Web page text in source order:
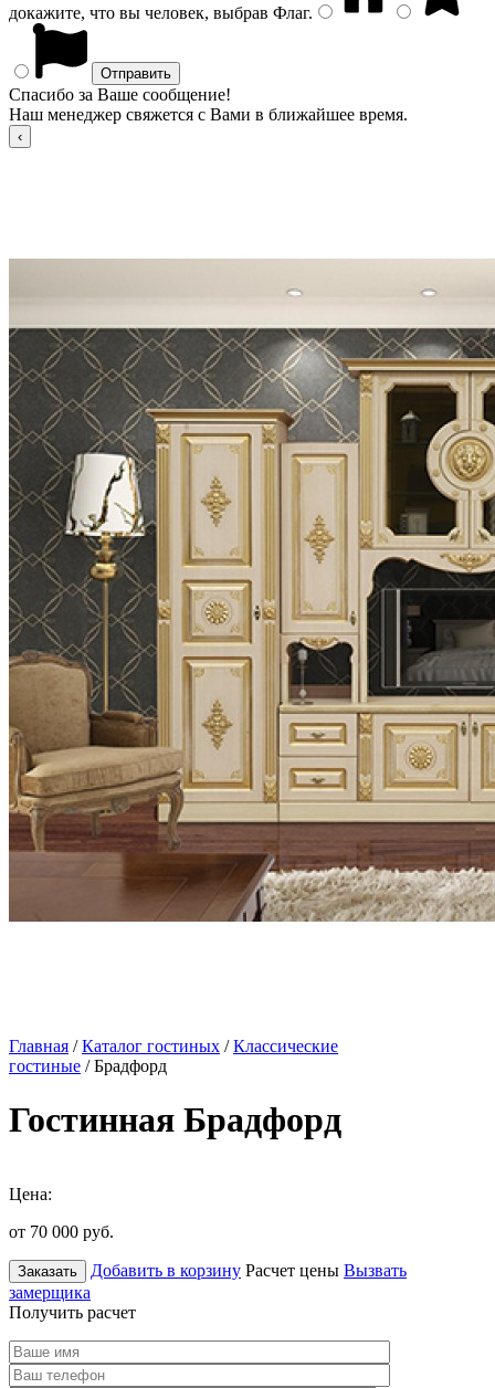
докажите, что вы человек, выбрав Флаг.
Спасибо за Ваше сообщение!
Наш менеджер свяжется с Вами в ближайшее время.
Главная /Каталог гостиных /Классические
гостиные / Брадфорд
Гостинная Брадфорд
Цена:
от 70 000 руб.
Заказать Добавить в корзину Расчет цены Вызвать
замерщика
Получить расчет